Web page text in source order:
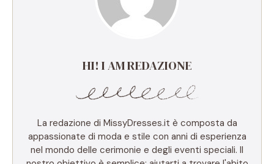
HI! I AM REDAZIONE
La redazione di MissyDresses.it è composta da
appassionate di moda e stile con anni di esperienza
nel mondo delle cerimonie e degli eventi speciali. Il